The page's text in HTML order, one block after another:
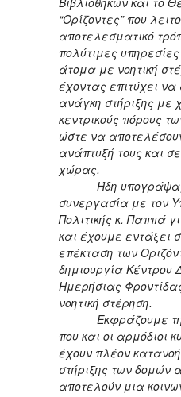
“Ορίζοντες” που
αποτελεσματικό
πολύτιμες
άτομα με νοητική
έχοντας επιτύχει
ανάγκη στήριξης με
κεντρικούς πόρους
ώστε να
ανάπτυξή τους και
χώρας.
Ήδη
συνεργασία με τον
Πολιτικής κ. Παππά
και έχουμε εντάξει
επέκταση των
δημιουργία Κέντρου
Ημερήσιας
νοητική στέρηση.
Εκφράζουμε την
που και οι αρμόδιοι
έχουν πλέον
στήριξης των δομών
αποτελούν μια